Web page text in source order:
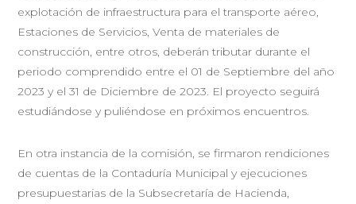
explotación de infraestructura para el transporte aéreo,
Estaciones de Servicios, Venta de materiales de
construcción, entre otros, deberán tributar durante el
periodo comprendido entre el 01 de Septiembre del año
2023 y el 31 de Diciembre de 2023. El proyecto seguirá
estudiándose y puliéndose en próximos encuentros.
En otra instancia de la comisión, se firmaron rendiciones
de cuentas de la Contaduría Municipal y ejecuciones
presupuestarias de la Subsecretaría de Hacienda,